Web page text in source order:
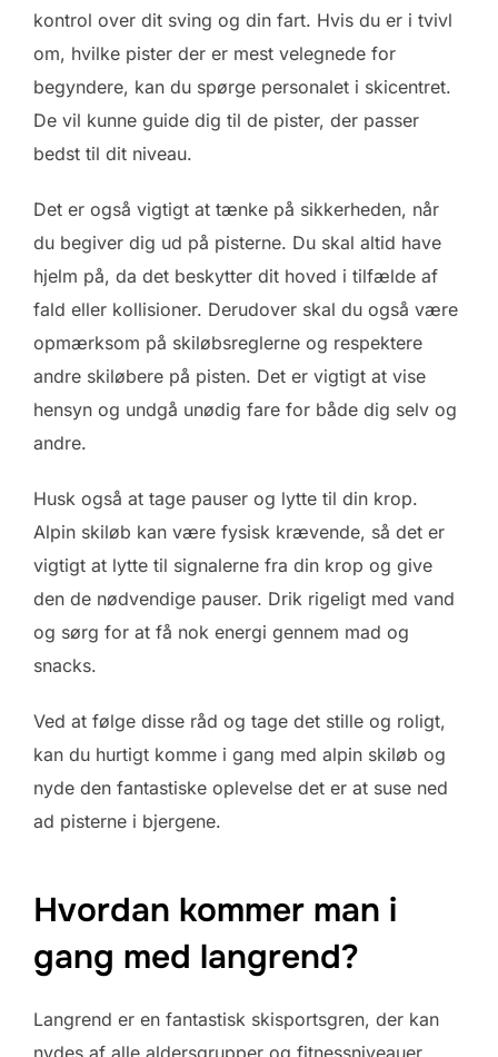
kontrol over dit sving og din fart. Hvis du er i tvivl
om, hvilke pister der er mest velegnede for
begyndere, kan du spørge personalet i skicentret.
De vil kunne guide dig til de pister, der passer
bedst til dit niveau.
Det er også vigtigt at tænke på sikkerheden, når
du begiver dig ud på pisterne. Du skal altid have
hjelm på, da det beskytter dit hoved i tilfælde af
fald eller kollisioner. Derudover skal du også være
opmærksom på skiløbsreglerne og respektere
andre skiløbere på pisten. Det er vigtigt at vise
hensyn og undgå unødig fare for både dig selv og
andre.
Husk også at tage pauser og lytte til din krop.
Alpin skiløb kan være fysisk krævende, så det er
vigtigt at lytte til signalerne fra din krop og give
den de nødvendige pauser. Drik rigeligt med vand
og sørg for at få nok energi gennem mad og
snacks.
Ved at følge disse råd og tage det stille og roligt,
kan du hurtigt komme i gang med alpin skiløb og
nyde den fantastiske oplevelse det er at suse ned
ad pisterne i bjergene.
Hvordan kommer man i
gang med langrend?
Langrend er en fantastisk skisportsgren, der kan
nydes af alle aldersgrupper og fitnessniveauer.